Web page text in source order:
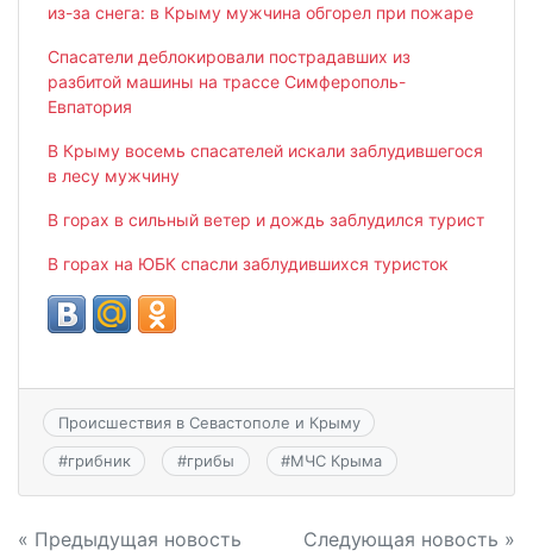
из-за снега: в Крыму мужчина обгорел при пожаре
Спасатели деблокировали пострадавших из
разбитой машины на трассе Симферополь-
Евпатория
В Крыму восемь спасателей искали заблудившегося
в лесу мужчину
В горах в сильный ветер и дождь заблудился турист
В горах на ЮБК спасли заблудившихся туристок
Происшествия в Севастополе и Крыму
#грибник #грибы #МЧС Крыма
Навигация
« Предыдущая новость Следующая новость »